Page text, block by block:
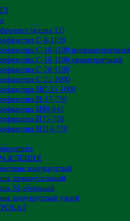
(волна 15)
С-8-1150
С-10-1100 несимметричный
С-10-1100 симметричный
С-20-1100
С-21-1000
НС-35-1000
H-57-750
Н60-845
Н75-750
Н114-750
полукруглый
прямоугольный
М-образный
полукруглый узкий